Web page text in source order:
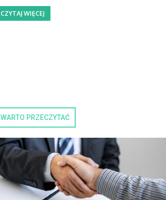
CZYTAJ WIĘCEJ
WARTO PRZECZYTAĆ